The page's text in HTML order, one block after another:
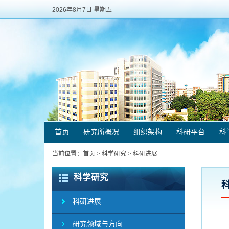
2026年8月7日 星期五
首页 研究所概况 组织架构 科研平台 科
当前位置： 首页 > 科学研究 > 科研进展
科学研究
科研进展
研究领域与方向